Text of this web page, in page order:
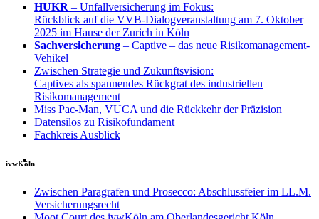
HUKR – Unfallversicherung im Fokus:
Rückblick auf die VVB-Dialogveranstaltung am 7. Oktober
2025 im Hause der Zurich in Köln
Sachversicherung – Captive – das neue Risikomanagement-
Vehikel
Zwischen Strategie und Zukunftsvision:
Captives als spannendes Rückgrat des industriellen
Risikomanagement
Miss Pac-Man, VUCA und die Rückkehr der Präzision
Datensilos zu Risikofundament
Fachkreis Ausblick
ivwKöln
Zwischen Paragrafen und Prosecco: Abschlussfeier im LL.M.
Versicherungsrecht